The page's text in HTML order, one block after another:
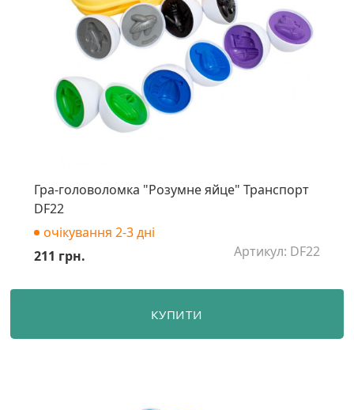
Гра-головоломка "Розумне яйце" Транспорт
DF22
очікування 2-3 дні
Артикул: DF22
211 грн.
КУПИТИ